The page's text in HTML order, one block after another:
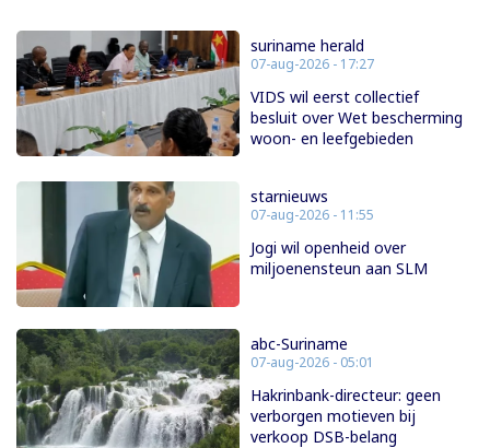
suriname herald
07-aug-2026 - 17:27
VIDS wil eerst collectief
besluit over Wet bescherming
woon- en leefgebieden
starnieuws
07-aug-2026 - 11:55
Jogi wil openheid over
miljoenensteun aan SLM
abc-Suriname
07-aug-2026 - 05:01
Hakrinbank-directeur: geen
verborgen motieven bij
verkoop DSB-belang